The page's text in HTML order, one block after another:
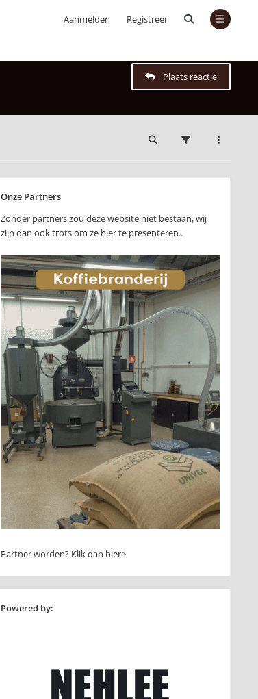
Aanmelden Registreer
Plaats reactie
Onze Partners
Zonder partners zou deze website niet bestaan, wij
zijn dan ook trots om ze hier te presenteren..
Partner worden? Klik dan hier>
Powered by: